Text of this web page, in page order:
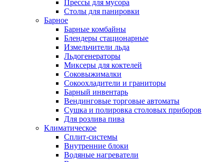
Прессы для мусора
Столы для панировки
Барное
Барные комбайны
Блендеры стационарные
Измельчители льда
Льдогенераторы
Миксеры для коктелей
Соковыжималки
Сокоохладители и граниторы
Барный инвентарь
Вендинговые торговые автоматы
Сушка и полировка столовых приборов
Для розлива пива
Климатическое
Сплит-системы
Внутренние блоки
Водяные нагреватели